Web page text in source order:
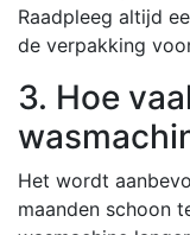
Raadpleeg altijd
de verpakking
3. Hoe
Het wordt
maanden schoon